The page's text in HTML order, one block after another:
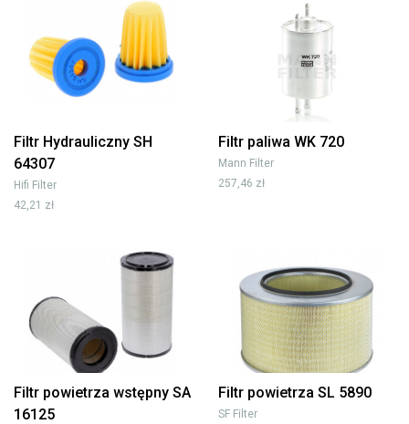
Filtr Hydrauliczny SH
64307
Hifi Filter
42,21 zł
Filtr paliwa WK 720
Mann Filter
257,46 zł
Filtr powietrza wstępny SA
16125
Filtr powietrza SL 5890
SF Filter